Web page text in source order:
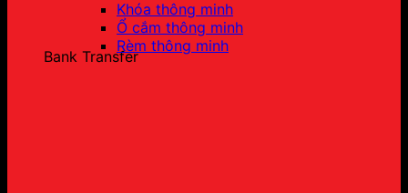
Bank Transfer
Khóa thông minh
Ổ cắm thông minh
Rèm thông minh